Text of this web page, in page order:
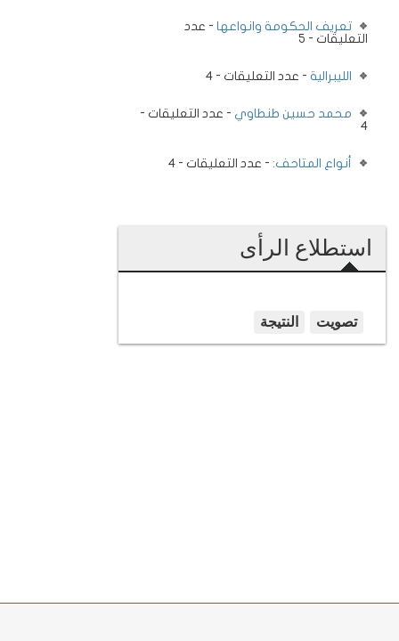
تعريف الحكومة وانواعها - عدد
التعليقات - 5
الليبرالية - عدد التعليقات - 4
محمد حسين طنطاوي - عدد التعليقات -
4
أنواع المتاحف: - عدد التعليقات - 4
استطلاع الرأى